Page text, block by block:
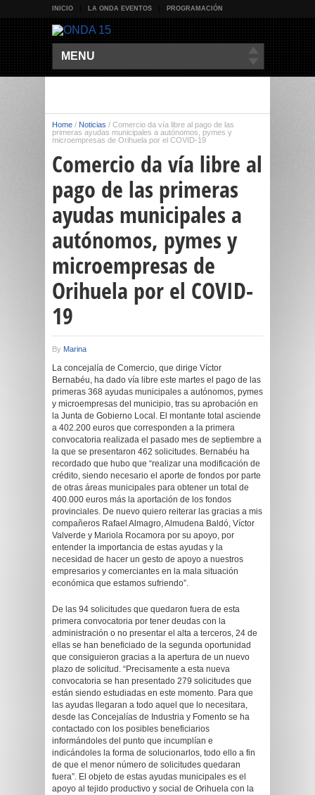
INICIO LA ONDA EVENTOS PROGRAMACIÓN
MENU
Home / Noticias / Comercio da vía libre al pago de las
primeras ayudas municipales a autónomos, pymes y
microempresas de Orihuela por el COVID-19
Comercio da vía libre al
pago de las primeras
ayudas municipales a
autónomos, pymes y
microempresas de
Orihuela por el COVID-
19
By Marina
La concejalía de Comercio, que dirige Víctor
Bernabéu, ha dado vía libre este martes el pago de las
primeras 368 ayudas municipales a autónomos, pymes
y microempresas del municipio, tras su aprobación en
la Junta de Gobierno Local. El montante total asciende
a 402.200 euros que corresponden a la primera
convocatoria realizada el pasado mes de septiembre a
la que se presentaron 462 solicitudes. Bernabéu ha
recordado que hubo que “realizar una modificación de
crédito, siendo necesario el aporte de fondos por parte
de otras áreas municipales para obtener un total de
400.000 euros más la aportación de los fondos
provinciales. De nuevo quiero reiterar las gracias a mis
compañeros Rafael Almagro, Almudena Baldó, Víctor
Valverde y Mariola Rocamora por su apoyo, por
entender la importancia de estas ayudas y la
necesidad de hacer un gesto de apoyo a nuestros
empresarios y comerciantes en la mala situación
económica que estamos sufriendo”.
De las 94 solicitudes que quedaron fuera de esta
primera convocatoria por tener deudas con la
administración o no presentar el alta a terceros, 24 de
ellas se han beneficiado de la segunda oportunidad
que consiguieron gracias a la apertura de un nuevo
plazo de solicitud. “Precisamente a esta nueva
convocatoria se han presentado 279 solicitudes que
están siendo estudiadas en este momento. Para que
las ayudas llegaran a todo aquel que lo necesitara,
desde las Concejalías de Industria y Fomento se ha
contactado con los posibles beneficiarios
informándoles del punto que incumplían e
indicándoles la forma de solucionarlos, todo ello a fin
de que el menor número de solicitudes quedaran
fuera”. El objeto de estas ayudas municipales es el
apoyo al tejido productivo y social de Orihuela con la